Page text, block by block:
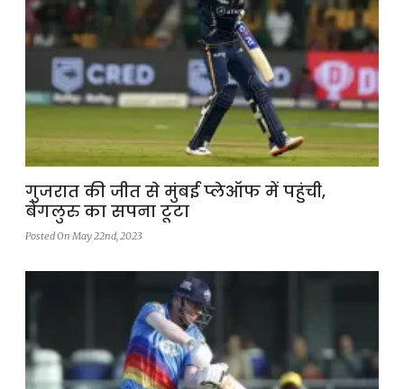
गुजरात की जीत से मुंबई प्लेऑफ में पहुंची,
बेंगलुरु का सपना टूटा
Posted On May 22nd, 2023